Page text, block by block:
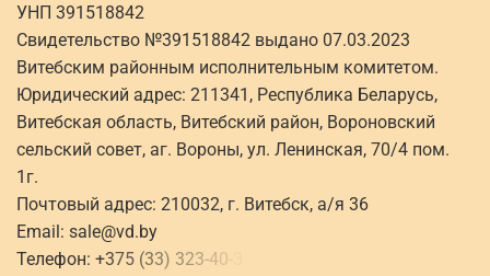
УНП 391518842
Свидетельство №391518842 выдано 07.03.2023
Витебским районным исполнительным комитетом.
Юридический адрес: 211341, Республика Беларусь,
Витебская область, Витебский район, Вороновский
сельский совет, аг. Вороны, ул. Ленинская, 70/4 пом.
1г.
Почтовый адрес: 210032, г. Витебск, а/я 36
Email: sale@vd.by
Телефон: +375 (33) 323-40-